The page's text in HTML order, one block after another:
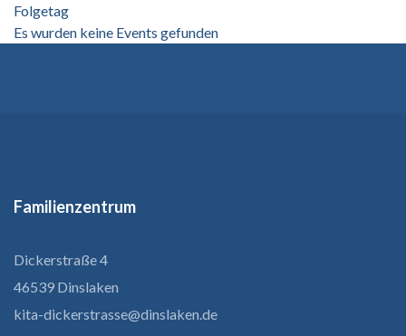
Folgetag
Es wurden keine Events gefunden
Familienzentrum
Dickerstraße 4
46539 Dinslaken
kita-dickerstrasse@dinslaken.de